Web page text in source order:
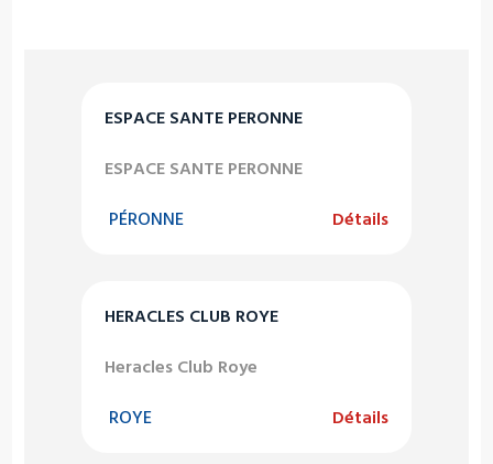
ESPACE SANTE PERONNE
ESPACE SANTE PERONNE
PÉRONNE Détails
HERACLES CLUB ROYE
Heracles Club Roye
ROYE Détails